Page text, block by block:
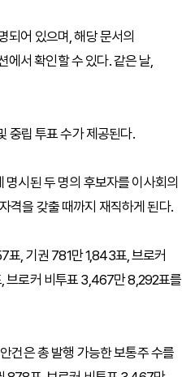
되어 있으며, 해당 문서의
서 확인할 수 있다. 같은 날,
중립 투표 수가 제공된다.
시된 두 명의 후보자를 이사회의
격을 갖출 때까지 재직하게 된다.
표, 기권 781만 1,843표, 브로커
브로커 비투표 3,467만 8,292표를
건은 총 발행 가능한 보통주 수를